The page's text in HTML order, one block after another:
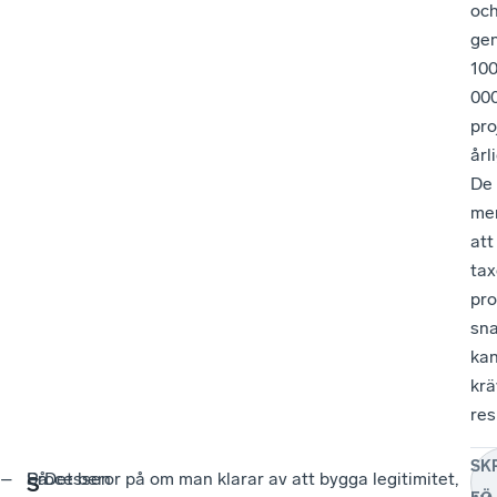
100
De
att
–
Processen
S
Så
– Det beror på om man klarar av att bygga legitimitet,
–